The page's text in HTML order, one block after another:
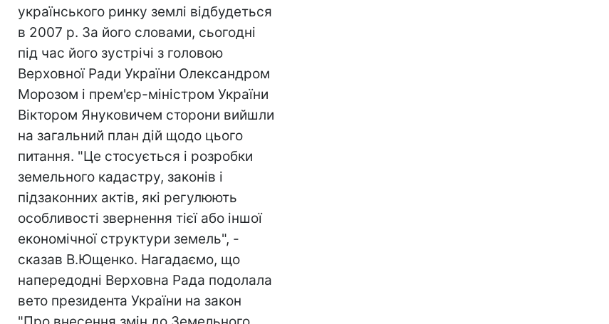
українського ринку землі відбудеться
в 2007 р. За його словами, сьогодні
під час його зустрічі з головою
Верховної Ради України Олександром
Морозом і прем'єр-міністром України
Віктором Януковичем сторони вийшли
на загальний план дій щодо цього
питання. "Це стосується і розробки
земельного кадастру, законів і
підзаконних актів, які регулюють
особливості звернення тієї або іншої
економічної структури земель", -
сказав В.Ющенко. Нагадаємо, що
напередодні Верховна Рада подолала
вето президента України на закон